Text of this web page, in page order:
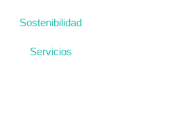
Sostenibilidad
Servicios